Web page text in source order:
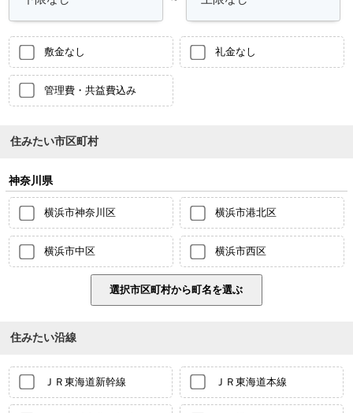
敷金なし 礼金なし
管理費・共益費込み
住みたい市区町村
神奈川県
横浜市神奈川区 横浜市港北区
横浜市中区 横浜市西区
住みたい沿線
ＪＲ東海道新幹線 ＪＲ東海道本線